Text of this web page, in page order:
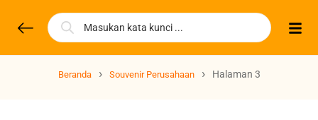
Beranda › Souvenir Perusahaan › Halaman 3